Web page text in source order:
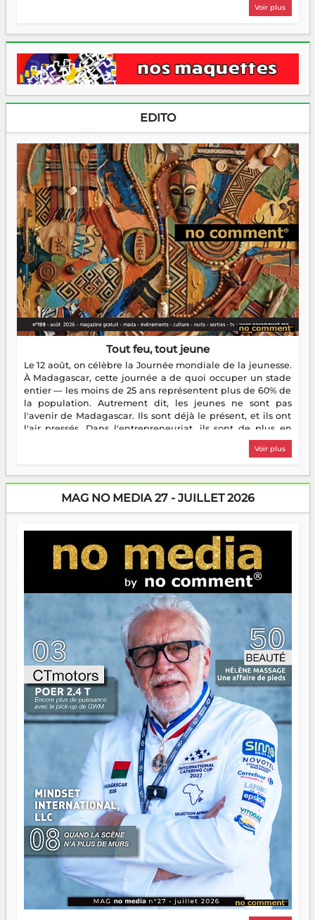
Voir plus
EDITO
Tout feu, tout jeune
Le 12 août, on célèbre la Journée mondiale de la jeunesse.
À Madagascar, cette journée a de quoi occuper un stade
entier — les moins de 25 ans représentent plus de 60% de
la population. Autrement dit, les jeunes ne sont pas
l'avenir de Madagascar. Ils sont déjà le présent, et ils ont
l'air pressés. Dans l'entrepreneuriat, ils sont de plus en
plus nombreux à se lancer, à créer, à risquer — souvent
sans filet, souvent sans aide, mais toujours avec cette
dorment vraiment la nuit. En culture, les nouvelles sont
encore meilleures. Aina Rasamoelina vient de décrocher le
Prix RFI Instrumental Afrique. Miangaly Elia rafle le Prix
jeunes qui tiennent la torche. Alors oui, on pourrait
s'arrêter là, applaudir et rentrer chez soi satisfait. Mais ce
serait passer à côté d'une chose essentielle. La fougue, ça
brûle fort — et parfois, ça brûle vite. Une flamme sans
direction peut éclairer autant qu'elle peut consumer. C'est
là que les aînés entrent en scène — pas pour reprendre le
gouvernail, mais pour montrer où sont les récifs. Les jeunes
ont la force, les vieux ont l'expérience, comme on dit. Ce
n'est pas un combat de générations — c'est une question
d'équipage. Partagez vos réussites, mais aussi vos échecs.
Surtout vos échecs, d'ailleurs — ils enseignent mieux que
n'importe quel manuel. À Madagascar, la barque avance.
Il faut juste s'assurer que tout le monde rame dans le
même sens.
Voir plus
MAG NO MEDIA 27 - JUILLET 2026